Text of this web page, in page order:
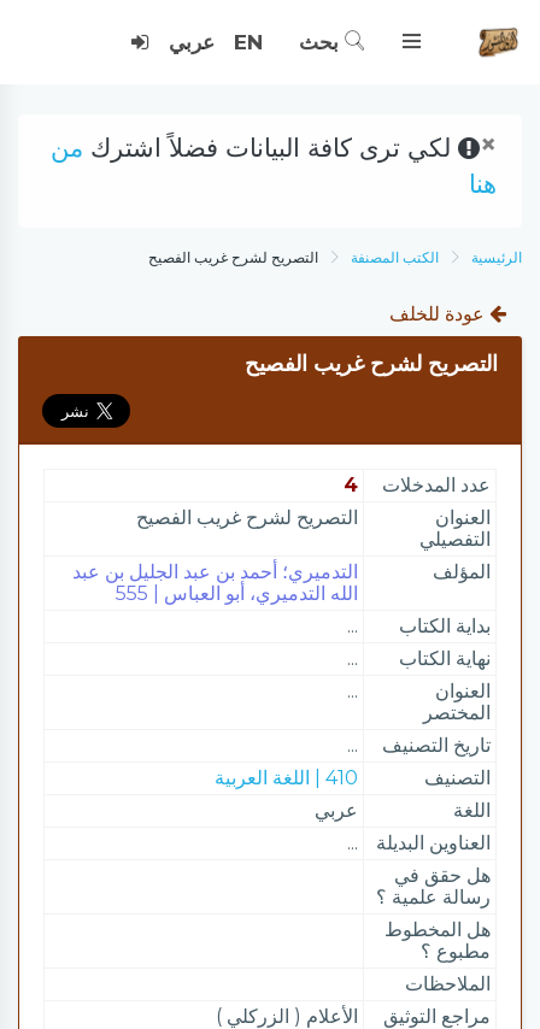
بحث EN عربي
× لكي ترى كافة البيانات فضلاً اشترك من
هنا
الرئيسية الكتب المصنفة التصريح لشرح غريب الفصيح
عودة للخلف
التصريح لشرح غريب الفصيح
عدد المدخلات
4
العنوان
التفصيلي
التصريح لشرح غريب الفصيح
المؤلف
التدميري؛ أحمد بن عبد الجليل بن عبد
الله التدميري، أبو العباس | 555
بداية الكتاب
...
نهاية الكتاب
...
العنوان
المختصر
...
تاريخ التصنيف
...
التصنيف
410 | اللغة العربية
اللغة
عربي
العناوين البديلة
...
هل حقق في
رسالة علمية ؟
هل المخطوط
مطبوع ؟
الملاحظات
مراجع التوثيق
الأعلام ( الزركلي )